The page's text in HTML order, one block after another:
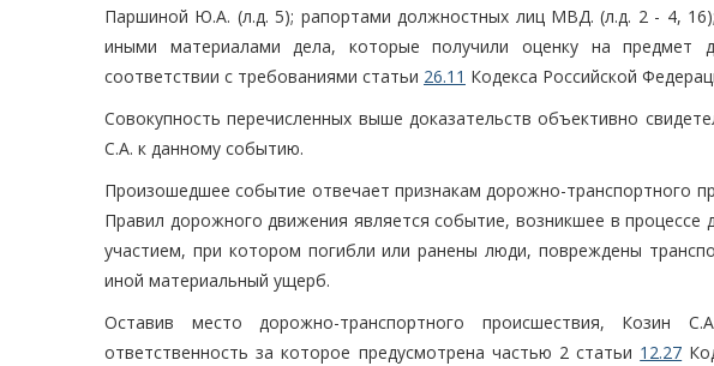
Паршиной Ю.А. (л.д. 5); рапортами должностных лиц МВД. (л.д. 2 - 4,
иными материалами дела, которые получили оценку на предмет
соответствии с требованиями статьи 26.11 Кодекса Российской
Совокупность перечисленных выше доказательств объективно
С.А. к данному событию.
Произошедшее событие отвечает признакам дорожно-транспортного
Правил дорожного движения является событие, возникшее в процессе
участием, при котором погибли или ранены люди, повреждены
иной материальный ущерб.
Оставив место дорожно-транспортного происшествия, Козин
ответственность за которое предусмотрена частью 2 статьи 12.27